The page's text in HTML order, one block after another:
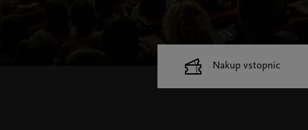
Nakup vstopnic